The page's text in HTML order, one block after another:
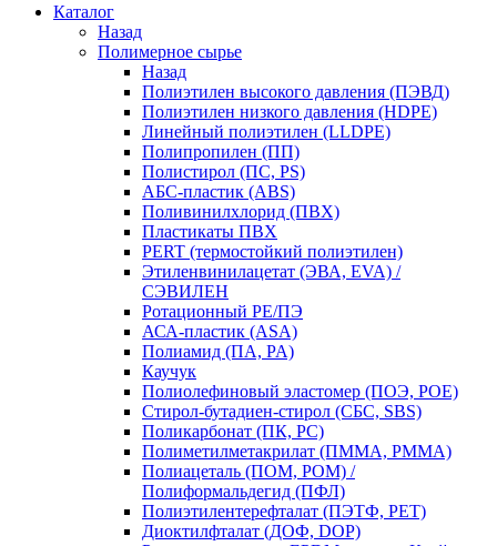
Каталог
Назад
Полимерное сырье
Назад
Полиэтилен высокого давления (ПЭВД)
Полиэтилен низкого давления (HDPE)
Линейный полиэтилен (LLDPE)
Полипропилен (ПП)
Полистирол (ПС, PS)
АБС-пластик (ABS)
Поливинилхлорид (ПВХ)
Пластикаты ПВХ
PERT (термостойкий полиэтилен)
Этиленвинилацетат (ЭВА, EVA) /
СЭВИЛЕН
Ротационный PE/ПЭ
АСА-пластик (ASA)
Полиамид (ПА, PA)
Каучук
Полиолефиновый эластомер (ПОЭ, POE)
Стирол-бутадиен-стирол (СБС, SBS)
Поликарбонат (ПК, PC)
Полиметилметакрилат (ПММА, PMMA)
Полиацеталь (ПОМ, POM) /
Полиформальдегид (ПФЛ)
Полиэтилентерефталат (ПЭТФ, PET)
Диоктилфталат (ДОФ, DOP)